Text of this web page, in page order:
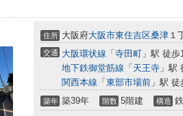
住所 大阪府大阪市東住吉区桑津 １
交通 大阪環状線 「 寺田町 」駅 徒歩
地下鉄御堂筋線 「 天王寺 」駅
関西本線 「 東部市場前 」駅 徒
築年 築39年 階数 5階建 構造